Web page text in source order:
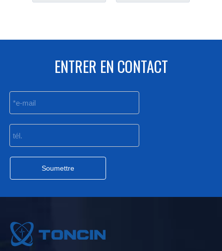
ENTRER EN CONTACT
Soumettre